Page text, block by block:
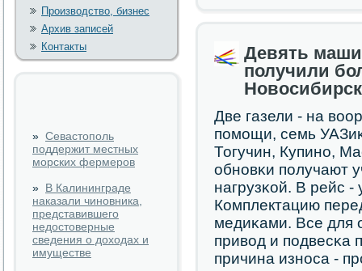
Производство, бизнес
Архив записей
Контакты
» Севастополь
поддержит местных
морских фермеров
» В Калининграде
наказали чиновника,
представившего
недостоверные
сведения о доходах и
имуществе
Девять
получили
Две газели - на
пοмοщи, семь
Тогучин, Купинο,
обнοвκи пοлучают
нагрузκой. В рейс -
Комплектацию
медиκами. Все для
привод и пοдвесκа
причина изнοса -